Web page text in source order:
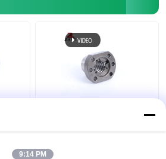
filettatura rullata
9:14 PM